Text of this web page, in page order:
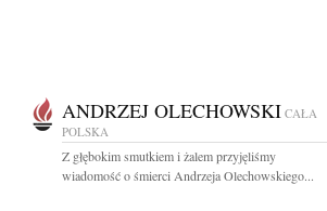
ANDRZEJ OLECHOWSKI CAŁA
POLSKA
Z głębokim smutkiem i żalem przyjęliśmy
wiadomość o śmierci Andrzeja Olechowskiego...